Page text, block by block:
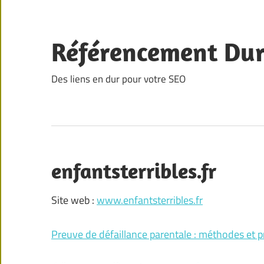
content
Référencement
Des liens en dur pour votre SEO
enfantsterribles.fr
Site web :www.enfantsterribles.fr
Preuve de défaillance parentale : méthodes et